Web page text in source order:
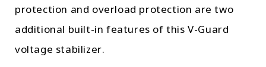
protection and overload protection are two
additional built-in features of this V-Guard
voltage stabilizer.